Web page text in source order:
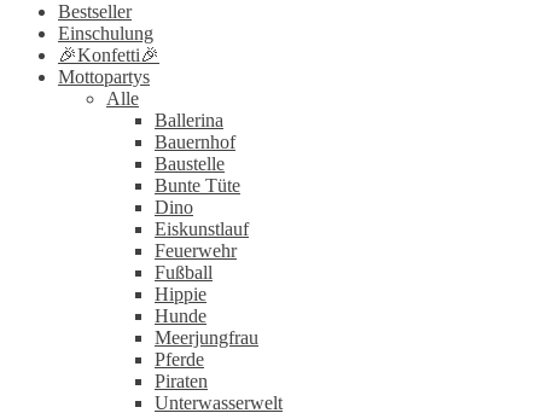
Bestseller
Einschulung
🎉Konfetti🎉
Mottopartys
Alle
Ballerina
Bauernhof
Baustelle
Bunte Tüte
Dino
Eiskunstlauf
Feuerwehr
Fußball
Hippie
Hunde
Meerjungfrau
Pferde
Piraten
Unterwasserwelt